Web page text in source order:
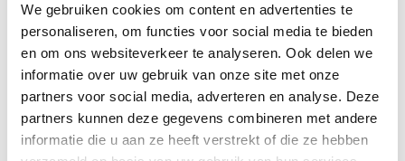
We gebruiken cookies om content en advertenties te
personaliseren, om functies voor social media te bieden
en om ons websiteverkeer te analyseren. Ook delen we
informatie over uw gebruik van onze site met onze
partners voor social media, adverteren en analyse. Deze
partners kunnen deze gegevens combineren met andere
informatie die u aan ze heeft verstrekt of die ze hebben
Um welche Arbeiten geht es?
übersetzen
dolmetschen